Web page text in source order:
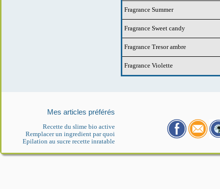
Fragrance Summer
Fragrance Sweet candy
Fragrance Tresor ambre
Fragrance Violette
Mes articles préférés
Recette du slime bio active
Remplacer un ingredient par quoi
Epilation au sucre recette inratable